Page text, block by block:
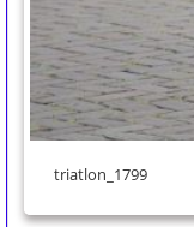
triatlon_1799